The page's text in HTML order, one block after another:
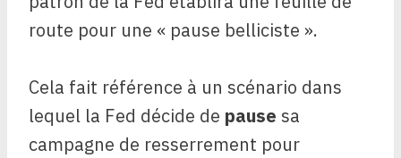
route pour une « pause belliciste ».
Cela fait référence à un scénario dans
lequel la Fed décide de pause sa
campagne de resserrement pour